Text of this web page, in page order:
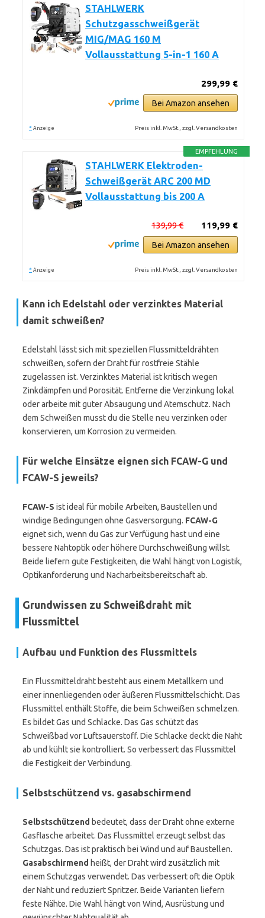
STAHLWERK
Schutzgasschweißgerät
MIG/MAG 160 M
Vollausstattung 5-in-1 160 A
299,99 €
Bei Amazon ansehen
* Anzeige Preis inkl. MwSt., zzgl. Versandkosten
EMPFEHLUNG
STAHLWERK Elektroden-
Schweißgerät ARC 200 MD
Vollausstattung bis 200 A
119,99 €
139,99 €
Bei Amazon ansehen
* Anzeige Preis inkl. MwSt., zzgl. Versandkosten
Kann ich Edelstahl oder verzinktes Material
damit schweißen?
Edelstahl lässt sich mit speziellen Flussmitteldrähten
schweißen, sofern der Draht für rostfreie Stähle
zugelassen ist. Verzinktes Material ist kritisch wegen
Zinkdämpfen und Porosität. Entferne die Verzinkung lokal
oder arbeite mit guter Absaugung und Atemschutz. Nach
dem Schweißen musst du die Stelle neu verzinken oder
konservieren, um Korrosion zu vermeiden.
Für welche Einsätze eignen sich FCAW-G und
FCAW-S jeweils?
FCAW-S ist ideal für mobile Arbeiten, Baustellen und
windige Bedingungen ohne Gasversorgung. FCAW-G
eignet sich, wenn du Gas zur Verfügung hast und eine
bessere Nahtoptik oder höhere Durchschweißung willst.
Beide liefern gute Festigkeiten, die Wahl hängt von Logistik,
Optikanforderung und Nacharbeitsbereitschaft ab.
Grundwissen zu Schweißdraht mit
Flussmittel
Aufbau und Funktion des Flussmittels
Ein Flussmitteldraht besteht aus einem Metallkern und
einer innenliegenden oder äußeren Flussmittelschicht. Das
Flussmittel enthält Stoffe, die beim Schweißen schmelzen.
Es bildet Gas und Schlacke. Das Gas schützt das
Schweißbad vor Luftsauerstoff. Die Schlacke deckt die Naht
ab und kühlt sie kontrolliert. So verbessert das Flussmittel
die Festigkeit der Verbindung.
Selbstschützend vs. gasabschirmend
Selbstschützend bedeutet, dass der Draht ohne externe
Gasflasche arbeitet. Das Flussmittel erzeugt selbst das
Schutzgas. Das ist praktisch bei Wind und auf Baustellen.
Gasabschirmend heißt, der Draht wird zusätzlich mit
einem Schutzgas verwendet. Das verbessert oft die Optik
der Naht und reduziert Spritzer. Beide Varianten liefern
feste Nähte. Die Wahl hängt von Wind, Ausrüstung und